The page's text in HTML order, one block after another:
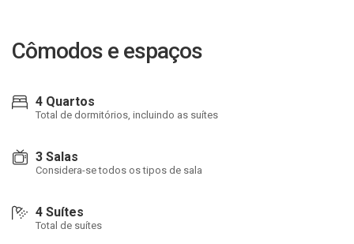
Cômodos e espaços
4 Quartos
Total de dormitórios, incluindo as suítes
3 Salas
Considera-se todos os tipos de sala
4 Suítes
Total de suítes